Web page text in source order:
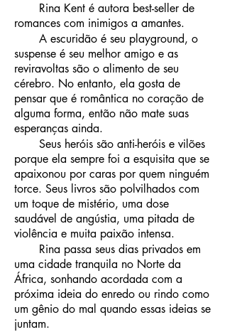
Rina Kent é autora best-seller de
romances com inimigos a amantes.
A escuridão é seu playground, o
suspense é seu melhor amigo e as
reviravoltas são o alimento de seu
cérebro. No entanto, ela gosta de
pensar que é romântica no coração de
alguma forma, então não mate suas
esperanças ainda.
Seus heróis são anti-heróis e vilões
porque ela sempre foi a esquisita que se
apaixonou por caras por quem ninguém
torce. Seus livros são polvilhados com
um toque de mistério, uma dose
saudável de angústia, uma pitada de
violência e muita paixão intensa.
Rina passa seus dias privados em
uma cidade tranquila no Norte da
África, sonhando acordada com a
próxima ideia do enredo ou rindo como
um gênio do mal quando essas ideias se
juntam.